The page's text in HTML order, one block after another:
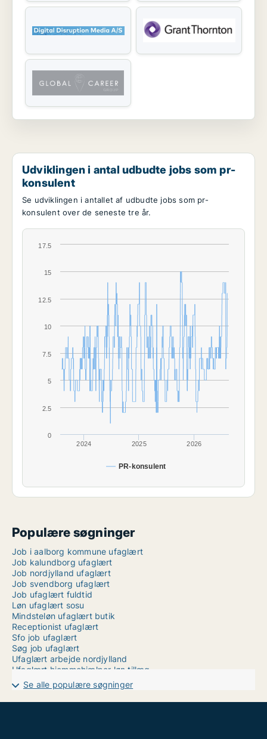
Udviklingen i antal udbudte jobs som pr-
konsulent
Se udviklingen i antallet af udbudte jobs som pr-
konsulent over de seneste tre år.
PR-konsulent
2024 2025 2026
0
2.5
5
7.5
10
12.5
15
17.5
Populære søgninger
Job i aalborg kommune ufaglært
Job kalundborg ufaglært
Job nordjylland ufaglært
Job svendborg ufaglært
Job ufaglært fuldtid
Løn ufaglært sosu
Mindsteløn ufaglært butik
Receptionist ufaglært
Sfo job ufaglært
Søg job ufaglært
Ufaglært arbejde nordjylland
Ufaglært hjemmehjælper løn tillæg
Ufaglært i hjemmeplejen løn
Ufaglært job københavn
Ufaglært job maribo
Se alle populære søgninger